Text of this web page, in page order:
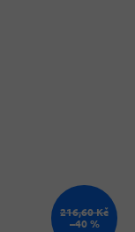
216,60 Kč
–40 %